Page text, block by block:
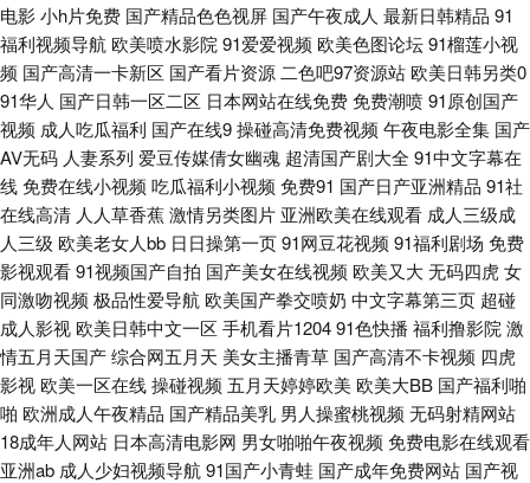
性永久免费视频 午夜福利国产精品免费 www尤物在线 精免费国产 色的天堂
综合国产在线 国产精品66福 亚洲H片成人版 ts性爱网 精品国产网红 日韩无
码都市激情 自拍日韩丝袜 综合精品欧美日韩国产在线 国产精品一区在线 欧
美色图3 欧美一级又粗又大真做 亚洲精品高清国产 二区一区 免费网址在线观
看 福利国产 免费电影网官网 午夜dj在线 99国内精品 韩国巜干柴 一本不卡精
品中文 午夜av无码 国产精品主播在线喷水 少卡电影网站 97久久人人久视频
黑丝免费91 日韩熟女AⅤ视频 综合亚洲一区二区三区 国产精品永久免费高清
欧美色色网 亚洲国产综合日韩 欧美少妇第一页 亚洲视频1区 成人免费 麻豆
电影小h片免费 国产精品色色视屏 国产午夜成人 最新日韩精品 91
福利视频导航 欧美喷水影院 91爱爱视频 欧美色图论坛91榴莲小视
频 国产高清一卡新区 国产看片资源 二色吧97资源站 欧美日韩另类0
91华人 国产日韩一区二区 日本网站在线免费免费潮喷91原创国产
视频 成人吃瓜福利 国产在线9操碰高清免费视频 午夜电影全集 国产
AV无码 人妻系列 爱豆传媒倩女幽魂 超清国产剧大全 91中文字幕在
线免费在线小视频 吃瓜福利小视频 免费91 国产日产亚洲精品 91社
在线高清 人人草香蕉激情另类图片 亚洲欧美在线观看 成人三级成
人三级 欧美老女人bb 日日操第一页91网豆花视频 91福利剧场 免费
影视观看91视频国产自拍 国产美女在线视频 欧美又大无码四虎女
同激吻视频 极品性爱导航 欧美国产拳交喷奶 中文字幕第三页 超碰
成人影视 欧美日韩中文一区 手机看片120491色快播 福利撸影院 激
情五月天国产综合网五月天 美女主播青草 国产高清不卡视频 四虎
影视 欧美一区在线操碰视频 五月天婷婷欧美 欧美大BB 国产福利啪
啪 欧洲成人午夜精品 国产精品美乳 男人操蜜桃视频 无码射精网站
18成年人网站 日本高清电影网 男女啪啪午夜视频 免费电影在线观看
亚洲ab 成人少妇视频导航 91国产小青蛙 国产成年免费网站 国产视